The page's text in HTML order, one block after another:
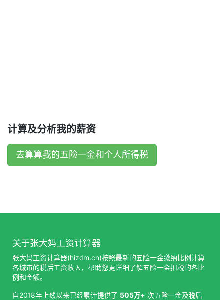
计算及分析我的薪资
去算算我的五险一金和个人所得税
关于张大妈工资计算器
张大妈工资计算器(hizdm.cn)按照最新的五险一金缴纳比例计算
各城市的税后工资收入，帮助您更详细了解五险一金扣税的各比
例和金额。
自2018年上线以来已经累计提供了 505万+ 次五险一金及税后